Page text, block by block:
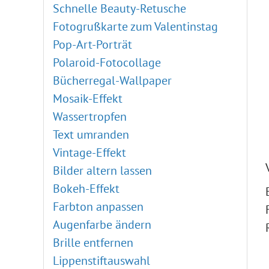
Points-Plugin
Enhancer-Plugin
Neon-Plugin
NatureArt-Plugin
LightShop-Plugin
HDRFactory-Plugin
AirBrush-Plugin
Ausrichten-Optionen
Schwarz-weiß-Korrektur
Schwellenwert-Korrektur
Umkehren-Korrektur
Farbton/Sättigung
Helligkeit/Kontrast
Gradationskurven
Schnelle Beauty-Retusche
Fotogrußkarte zum Valentinstag
Pop-Art-Porträt
Polaroid-Fotocollage
Bücherregal-Wallpaper
Mosaik-Effekt
Wassertropfen
Text umranden
Vintage-Effekt
Bilder altern lassen
Bokeh-Effekt
Farbton anpassen
Augenfarbe ändern
Brille entfernen
Lippenstiftauswahl